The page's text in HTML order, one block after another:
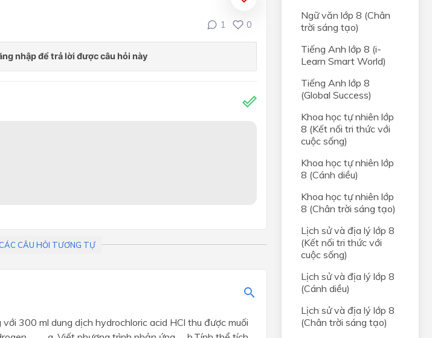
1 0
CÂU HỎI TƯƠNG TỰ
300 ml dung dịch hydrochloric acid HCl thu được muối
Ngữ văn lớp 8 (Chân
trời sáng tạo)
Tiếng Anh lớp 8 (i-
Learn Smart World)
Tiếng Anh lớp 8
(Global Success)
Khoa học tự nhiên lớp
8 (Kết nối tri thức với
cuộc sống)
Khoa học tự nhiên lớp
8 (Cánh diều)
Khoa học tự nhiên lớp
8 (Chân trời sáng tạo)
Lịch sử và địa lý lớp 8
(Kết nối tri thức với
cuộc sống)
Lịch sử và địa lý lớp 8
(Cánh diều)
Lịch sử và địa lý lớp 8
(Chân trời sáng tạo)